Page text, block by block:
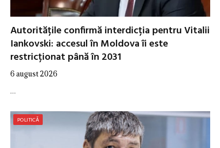
Autoritățile confirmă interdicția pentru Vitalii
Iankovski: accesul în Moldova îi este
restricționat până în 2031
6 august 2026
…
POLITICĂ